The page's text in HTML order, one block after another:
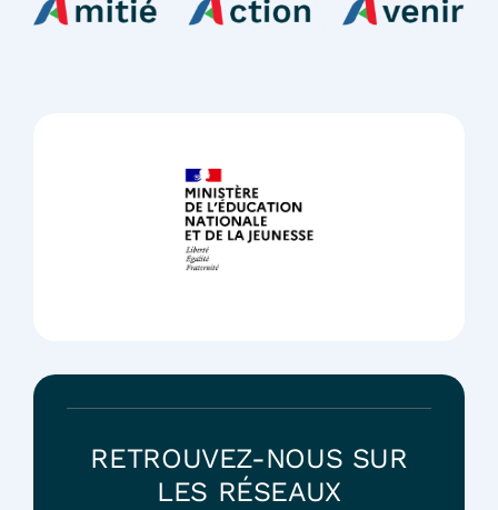
RETROUVEZ-NOUS SUR
LES RÉSEAUX